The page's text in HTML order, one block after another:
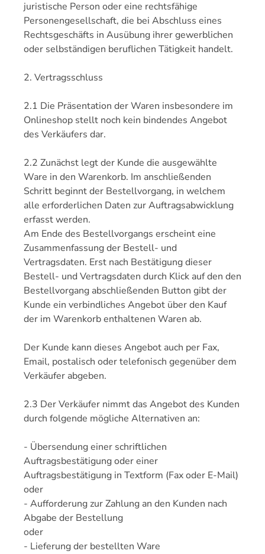
juristische Person oder eine rechtsfähige
Personengesellschaft, die bei Abschluss eines
Rechtsgeschäfts in Ausübung ihrer gewerblichen
oder selbständigen beruflichen Tätigkeit handelt.
2. Vertragsschluss
2.1 Die Präsentation der Waren insbesondere im
Onlineshop stellt noch kein bindendes Angebot
des Verkäufers dar.
2.2 Zunächst legt der Kunde die ausgewählte
Ware in den Warenkorb. Im anschließenden
Schritt beginnt der Bestellvorgang, in welchem
alle erforderlichen Daten zur Auftragsabwicklung
erfasst werden.
Am Ende des Bestellvorgangs erscheint eine
Zusammenfassung der Bestell- und
Vertragsdaten. Erst nach Bestätigung dieser
Bestell- und Vertragsdaten durch Klick auf den den
Bestellvorgang abschließenden Button gibt der
Kunde ein verbindliches Angebot über den Kauf
der im Warenkorb enthaltenen Waren ab.
Der Kunde kann dieses Angebot auch per Fax,
Email, postalisch oder telefonisch gegenüber dem
Verkäufer abgeben.
2.3 Der Verkäufer nimmt das Angebot des Kunden
durch folgende mögliche Alternativen an:
- Übersendung einer schriftlichen
Auftragsbestätigung oder einer
Auftragsbestätigung in Textform (Fax oder E-Mail)
oder
- Aufforderung zur Zahlung an den Kunden nach
Abgabe der Bestellung
oder
- Lieferung der bestellten Ware